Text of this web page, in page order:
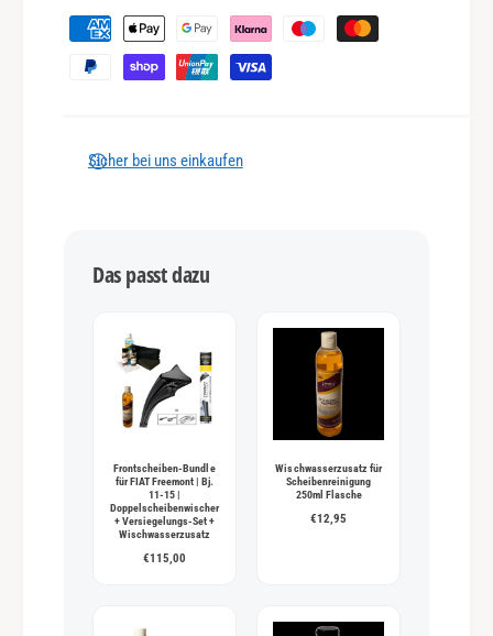
Z
a
Sicher bei uns einkaufen
Das passt dazu
Frontscheiben-Bundle
für FIAT Freemont | Bj.
11-15 |
Doppelscheibenwischer
+ Versiegelungs-Set +
Wischwasserzusatz
€115,00
Wischwasserzusatz für
Scheibenreinigung
250ml Flasche
€12,95